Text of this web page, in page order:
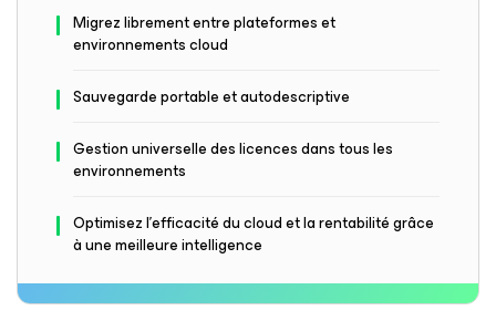
Migrez librement entre plateformes et
environnements cloud
Sauvegarde portable et autodescriptive
Gestion universelle des licences dans tous les
environnements
Optimisez l’efficacité du cloud et la rentabilité grâce
à une meilleure intelligence